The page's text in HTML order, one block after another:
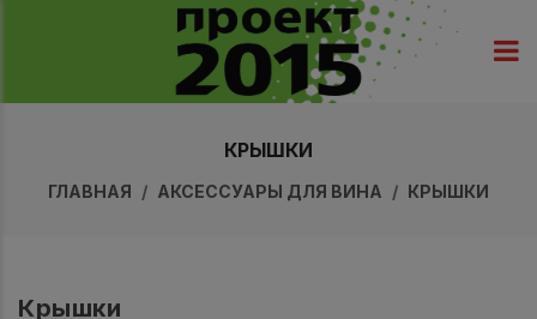
КРЫШКИ
ГЛАВНАЯ АКСЕССУАРЫ ДЛЯ ВИНА КРЫШКИ
Крышки